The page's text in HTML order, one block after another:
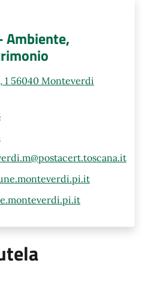
Ambiente,
1 56040 Monteverdi